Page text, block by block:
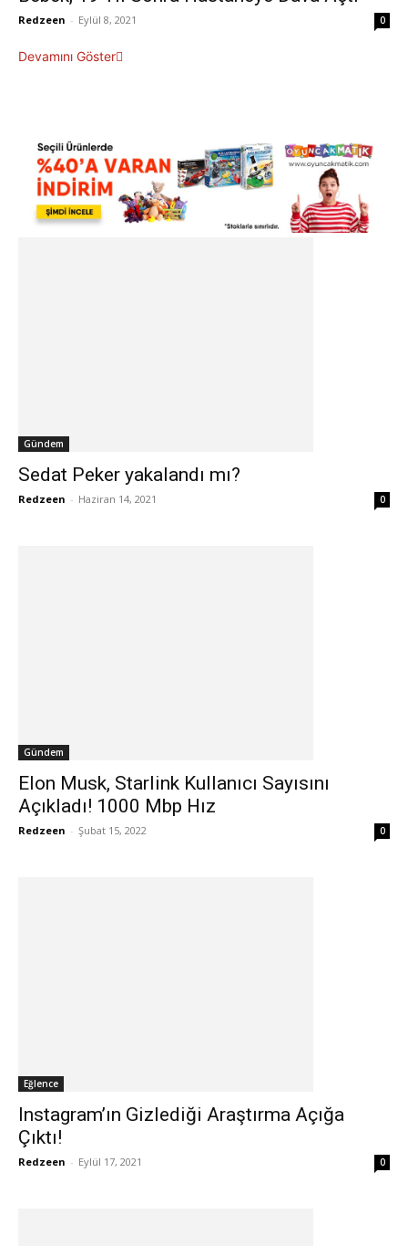
Redzeen - Eylül 8, 2021 0
Devamını Göster
Gündem
Sedat Peker yakalandı mı?
Redzeen - Haziran 14, 2021 0
Gündem
Elon Musk, Starlink Kullanıcı Sayısını
Açıkladı! 1000 Mbp Hız
Redzeen - Şubat 15, 2022 0
Eğlence
Instagram’ın Gizlediği Araştırma Açığa
Çıktı!
Redzeen - Eylül 17, 2021 0